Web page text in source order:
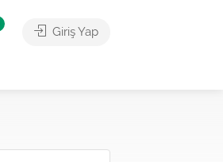
Giriş Yap